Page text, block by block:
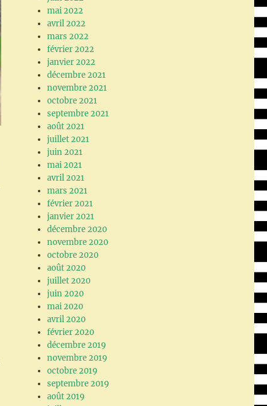
mai 2022
avril 2022
mars 2022
février 2022
janvier 2022
décembre 2021
novembre 2021
octobre 2021
septembre 2021
août 2021
juillet 2021
juin 2021
mai 2021
avril 2021
mars 2021
février 2021
janvier 2021
décembre 2020
novembre 2020
octobre 2020
août 2020
juillet 2020
juin 2020
mai 2020
avril 2020
février 2020
décembre 2019
novembre 2019
octobre 2019
septembre 2019
août 2019